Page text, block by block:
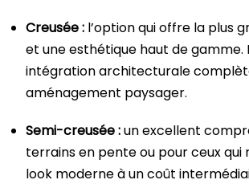
Creusée : l’option qui offre la plus
et une esthétique haut de gamme.
intégration architecturale
aménagement paysager.
Semi-creusée :un excellent
terrains en pente ou pour ceux
look moderne à un coût